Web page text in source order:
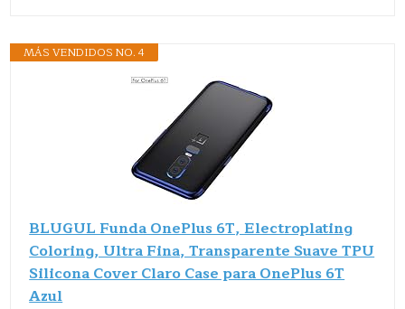
MÁS VENDIDOS NO. 4
BLUGUL Funda OnePlus 6T, Electroplating
Coloring, Ultra Fina, Transparente Suave TPU
Silicona Cover Claro Case para OnePlus 6T
Azul